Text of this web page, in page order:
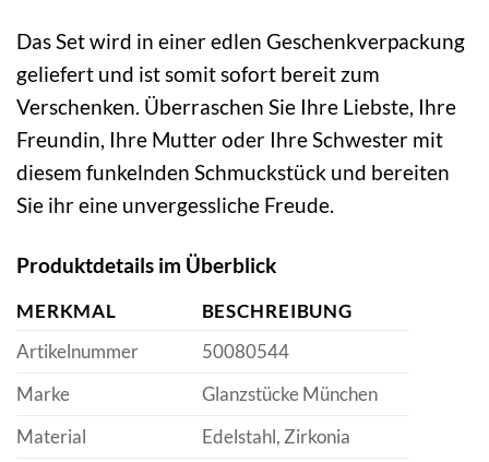
Das Set wird in einer edlen Geschenkverpackung
geliefert und ist somit sofort bereit zum
Verschenken. Überraschen Sie Ihre Liebste, Ihre
Freundin, Ihre Mutter oder Ihre Schwester mit
diesem funkelnden Schmuckstück und bereiten
Sie ihr eine unvergessliche Freude.
Produktdetails im Überblick
MERKMAL
BESCHREIBUNG
Artikelnummer
50080544
Marke
Glanzstücke München
Material
Edelstahl, Zirkonia